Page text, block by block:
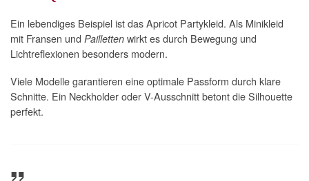
Ein lebendiges Beispiel ist das Apricot Partykleid. Als Minikleid
mit Fransen und Pailletten wirkt es durch Bewegung und
Lichtreflexionen besonders modern.
Viele Modelle garantieren eine optimale Passform durch klare
Schnitte. Ein Neckholder oder V-Ausschnitt betont die Silhouette
perfekt.